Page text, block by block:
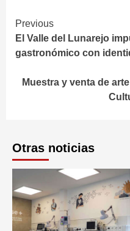
Continue
Reading
Previous
El Valle del Lunarejo
gastronómico con
Muestra y venta de
Otras noticias